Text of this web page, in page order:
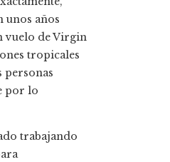
unos años
vuelo de Virgin
tropicales
personas
por lo
trabajando